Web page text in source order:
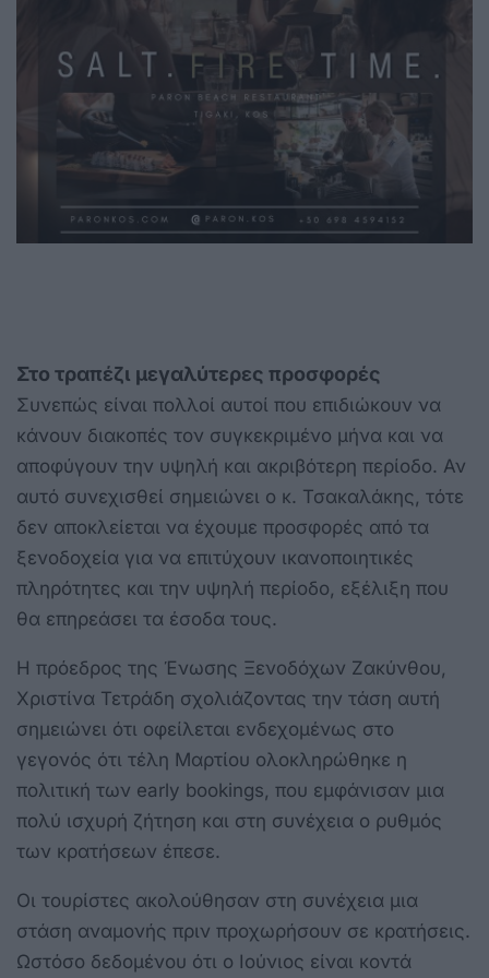
Στο τραπέζι μεγαλύτερες προσφορές
Συνεπώς είναι πολλοί αυτοί που επιδιώκουν να
κάνουν διακοπές τον συγκεκριμένο μήνα και να
αποφύγουν την υψηλή και ακριβότερη περίοδο. Αν
αυτό συνεχισθεί σημειώνει ο κ. Τσακαλάκης, τότε
δεν αποκλείεται να έχουμε προσφορές από τα
ξενοδοχεία για να επιτύχουν ικανοποιητικές
πληρότητες και την υψηλή περίοδο, εξέλιξη που
θα επηρεάσει τα έσοδα τους.
Η πρόεδρος της Ένωσης Ξενοδόχων Ζακύνθου,
Χριστίνα Τετράδη σχολιάζοντας την τάση αυτή
σημειώνει ότι οφείλεται ενδεχομένως στο
γεγονός ότι τέλη Μαρτίου ολοκληρώθηκε η
πολιτική των early bookings, που εμφάνισαν μια
πολύ ισχυρή ζήτηση και στη συνέχεια ο ρυθμός
των κρατήσεων έπεσε.
Οι τουρίστες ακολούθησαν στη συνέχεια μια
στάση αναμονής πριν προχωρήσουν σε κρατήσεις.
Ωστόσο δεδομένου ότι ο Ιούνιος είναι κοντά